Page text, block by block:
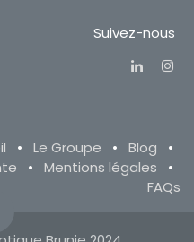
Suivez-nous
• Le Groupe • Blog
•
• Mentions légales
•
FAQs